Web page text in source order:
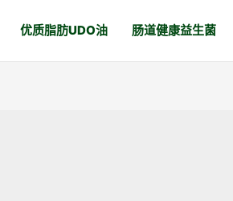
优质脂肪UDO油 肠道健康益生菌